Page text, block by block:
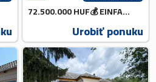
72.500.000 HUF💰 EINFAMILIENHA...
Urobiť ponuku